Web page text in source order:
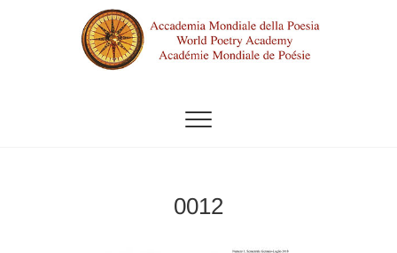
POESIA
0012